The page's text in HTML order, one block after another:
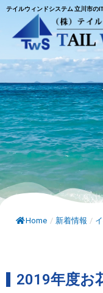
テイルウィンドシステム 立川市の
Home / 新着情報 /
2019年度お